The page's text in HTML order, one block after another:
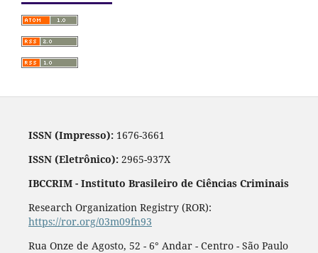
ISSN (Impresso):1676-3661
ISSN (Eletrônico):2965-937X
IBCCRIM - Instituto Brasileiro de Ciências Criminais
Research Organization Registry (ROR):
https://ror.org/03m09fn93
Rua Onze de Agosto, 52 - 6° Andar - Centro - São Paulo